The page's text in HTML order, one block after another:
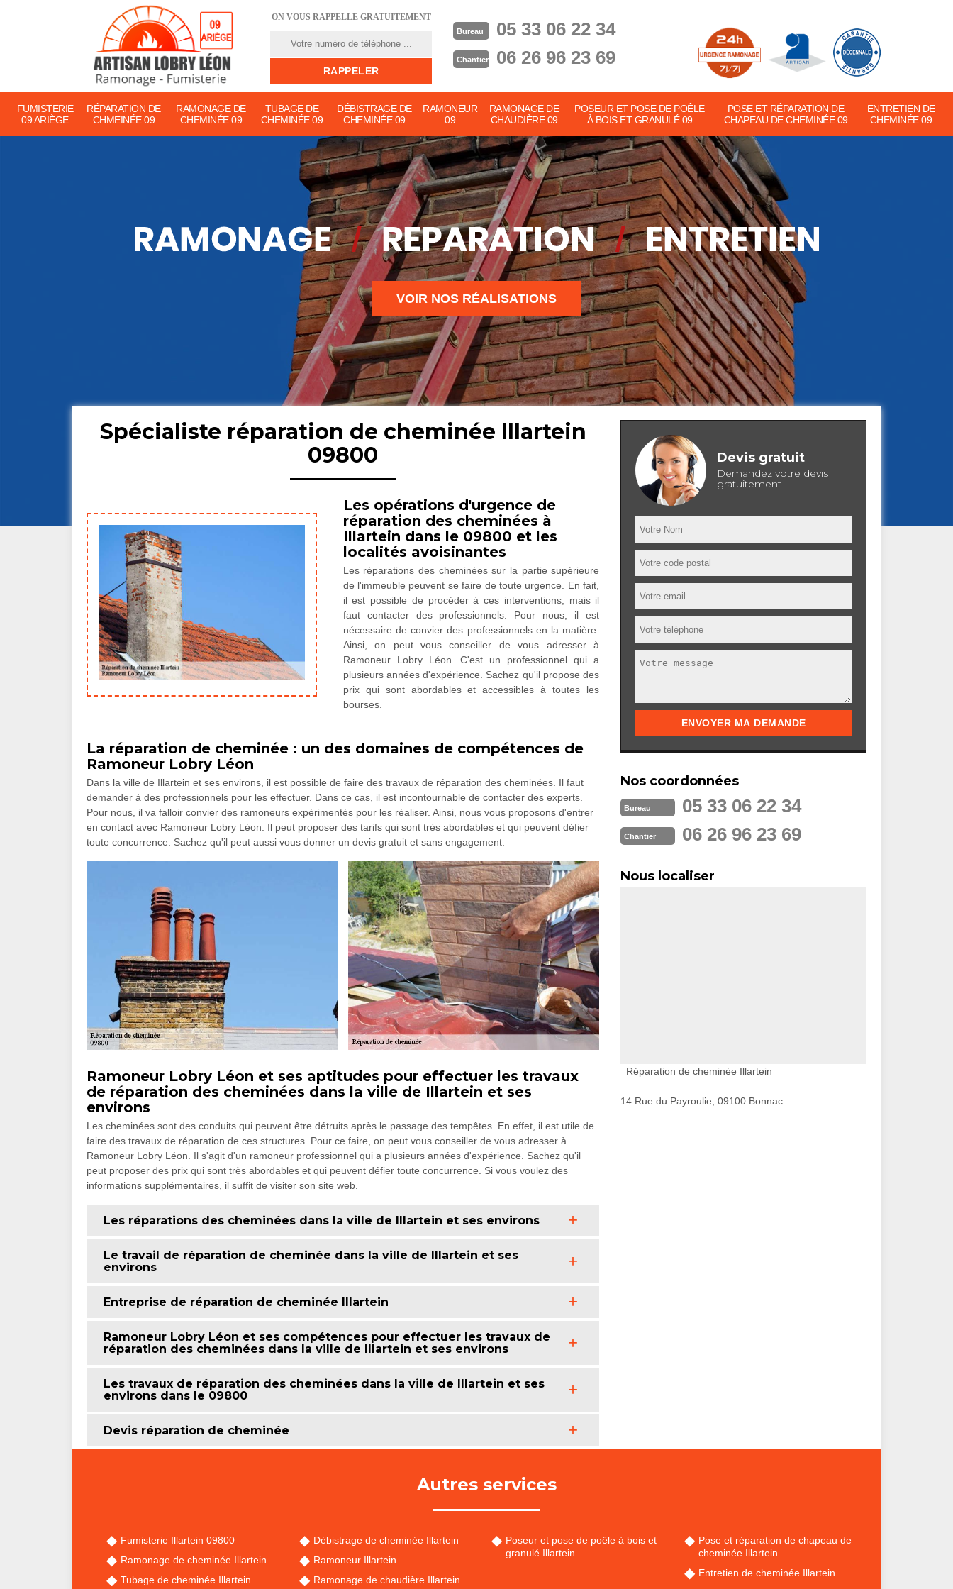
ON VOUS RAPPELLE GRATUITEMENT
Bureau 05 33 06 22 34
Chantier 06 26 96 23 69
FUMISTERIE
09 ARIÈGE
RÉPARATION DE
CHMEINÉE 09
RAMONAGE DE
CHEMINÉE 09
TUBAGE DE
CHEMINÉE 09
DÉBISTRAGE DE
CHEMINÉE 09
RAMONEUR
09
RAMONAGE DE
CHAUDIÈRE 09
POSEUR ET POSE DE POÊLE
À BOIS ET GRANULÉ 09
POSE ET RÉPARATION DE
CHAPEAU DE CHEMINÉE 09
ENTRETIEN DE
CHEMINÉE 09
VOIR NOS RÉALISATIONS
Spécialiste réparation de cheminée Illartein
09800
Les opérations d'urgence de
réparation des cheminées à
Illartein dans le 09800 et les
localités avoisinantes
Les réparations des cheminées sur la partie supérieure
de l'immeuble peuvent se faire de toute urgence. En fait,
il est possible de procéder à ces interventions, mais il
faut contacter des professionnels. Pour nous, il est
nécessaire de convier des professionnels en la matière.
Ainsi, on peut vous conseiller de vous adresser à
Ramoneur Lobry Léon. C'est un professionnel qui a
plusieurs années d'expérience. Sachez qu'il propose des
prix qui sont abordables et accessibles à toutes les
bourses.
La réparation de cheminée : un des domaines de compétences de
Ramoneur Lobry Léon
Dans la ville de Illartein et ses environs, il est possible de faire des travaux de réparation des cheminées. Il faut
demander à des professionnels pour les effectuer. Dans ce cas, il est incontournable de contacter des experts.
Pour nous, il va falloir convier des ramoneurs expérimentés pour les réaliser. Ainsi, nous vous proposons d'entrer
en contact avec Ramoneur Lobry Léon. Il peut proposer des tarifs qui sont très abordables et qui peuvent défier
toute concurrence. Sachez qu'il peut aussi vous donner un devis gratuit et sans engagement.
Ramoneur Lobry Léon et ses aptitudes pour effectuer les travaux
de réparation des cheminées dans la ville de Illartein et ses
environs
Les cheminées sont des conduits qui peuvent être détruits après le passage des tempêtes. En effet, il est utile de
faire des travaux de réparation de ces structures. Pour ce faire, on peut vous conseiller de vous adresser à
Ramoneur Lobry Léon. Il s'agit d'un ramoneur professionnel qui a plusieurs années d'expérience. Sachez qu'il
peut proposer des prix qui sont très abordables et qui peuvent défier toute concurrence. Si vous voulez des
informations supplémentaires, il suffit de visiter son site web.
Les réparations des cheminées dans la ville de Illartein et ses environs
Le travail de réparation de cheminée dans la ville de Illartein et ses
environs
Entreprise de réparation de cheminée Illartein
Ramoneur Lobry Léon et ses compétences pour effectuer les travaux de
réparation des cheminées dans la ville de Illartein et ses environs
Les travaux de réparation des cheminées dans la ville de Illartein et ses
environs dans le 09800
Devis réparation de cheminée
Devis gratuit
Demandez votre devis
gratuitement
Nos coordonnées
Bureau 05 33 06 22 34
Chantier 06 26 96 23 69
Nous localiser
Réparation de cheminée Illartein
14 Rue du Payroulie, 09100 Bonnac
Autres services
Fumisterie Illartein 09800
Ramonage de cheminée Illartein
Tubage de cheminée Illartein
Débistrage de cheminée Illartein
Ramoneur Illartein
Ramonage de chaudière Illartein
Poseur et pose de poêle à bois et
granulé Illartein
Pose et réparation de chapeau de
cheminée Illartein
Entretien de cheminée Illartein